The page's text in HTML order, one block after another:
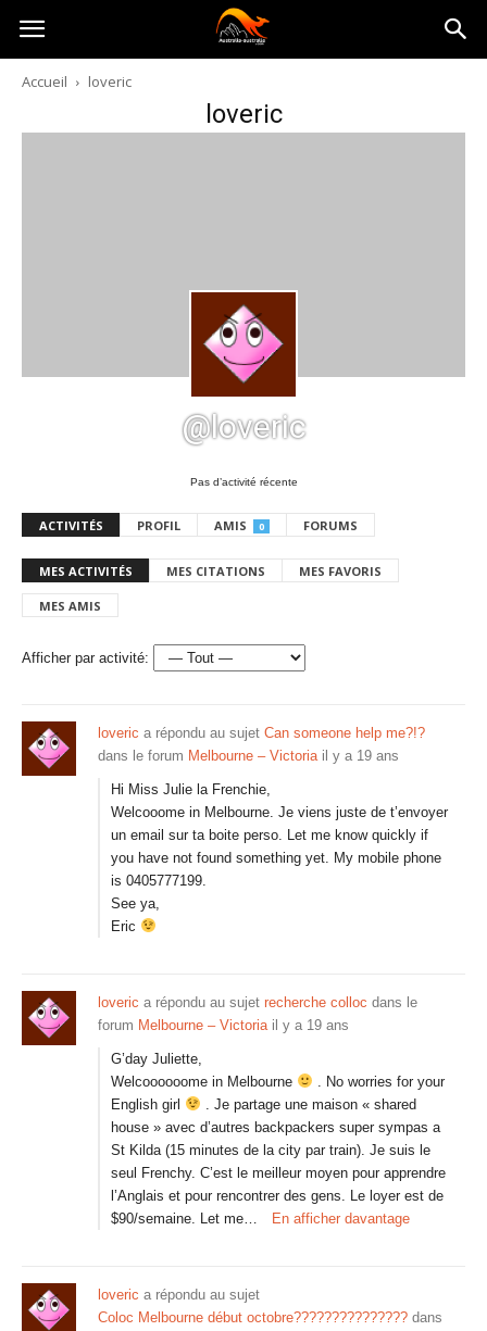
Australia-
australie.com
Accueil loveric
loveric
@loveric
Pas d’activité récente
ACTIVITÉS PROFIL AMIS 0 FORUMS
MES ACTIVITÉS MES CITATIONS MES FAVORIS
MES AMIS
Afficher par activité:
loveric a répondu au sujet Can someone help me?!?
dans le forum Melbourne – Victoria il y a 19 ans
Hi Miss Julie la Frenchie,
Welcooome in Melbourne. Je viens juste de t’envoyer
un email sur ta boite perso. Let me know quickly if
you have not found something yet. My mobile phone
is 0405777199.
See ya,
Eric
loveric a répondu au sujet recherche colloc dans le
forum Melbourne – Victoria il y a 19 ans
G’day Juliette,
Welcoooooome in Melbourne
. No worries for your
English girl
. Je partage une maison « shared
house » avec d’autres backpackers super sympas a
St Kilda (15 minutes de la city par train). Je suis le
seul Frenchy. C’est le meilleur moyen pour apprendre
l’Anglais et pour rencontrer des gens. Le loyer est de
$90/semaine. Let me…
En afficher davantage
loveric a répondu au sujet
Coloc Melbourne début octobre??????????????? dans